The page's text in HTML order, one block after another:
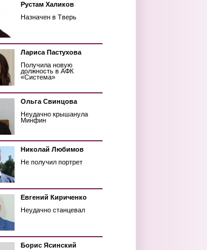
Рустам Халиков
Назначен в Тверь
Лариса Пастухова
Получила новую
должность в АФК
«Система»
Ольга Свинцова
Неудачно крышанула
Минфин
Николай Любимов
Не получил портрет
Евгений Кириченко
Неудачно станцевал
Борис Ясинский